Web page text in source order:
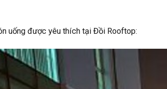
uống được yêu thích tại Đồi Rooftop: